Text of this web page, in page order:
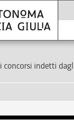
i concorsi indetti